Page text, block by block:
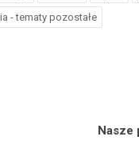
- tematy pozostałe
Nasze